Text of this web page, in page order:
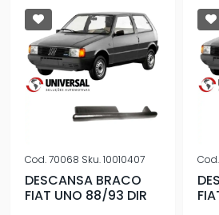
Cod.70068 Sku.10010407
DESCANSA BRACO
FIAT UNO 88/93 DIR
Cod.